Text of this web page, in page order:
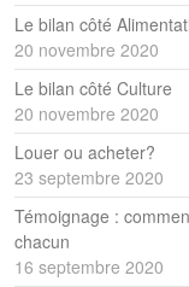
Le bilan côté
20 novembre 2020
Le bilan côté Culture
20 novembre 2020
Louer ou acheter?
23 septembre 2020
Témoignage :
chacun
16 septembre 2020